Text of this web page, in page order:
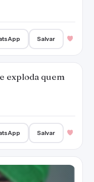
Salvar
exploda quem
Salvar